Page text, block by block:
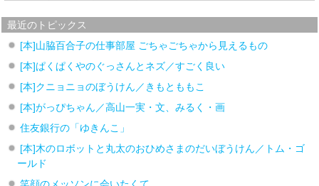
最近のトピックス
[本]山脇百合子の仕事部屋 ごちゃごちゃから見えるもの
[本]ぱくぱくやのぐっさんとネズ／すごく良い
[本]クニョニョのぼうけん／きもとももこ
[本]がっぴちゃん／高山一実・文、みるく・画
住友銀行の「ゆきんこ」
[本]木のロボットと丸太のおひめさまのだいぼうけん／トム・ゴ
ールド